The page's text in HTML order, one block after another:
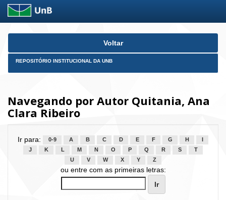
Skip
Voltar
REPOSITÓRIO INSTITUCIONAL DA UNB
Navegando por Autor Quitania, Ana
Clara Ribeiro
Ir para: 0-9 A B C D E F G H
J
K L M N O P Q R S
T
U
V W X Y Z
ou entre com as primeiras letras: